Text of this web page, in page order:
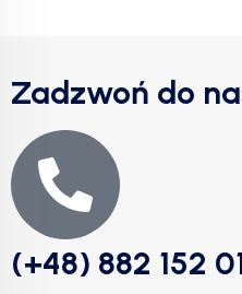
Zadzwoń do
(+48) 882 152